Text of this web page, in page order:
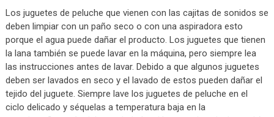
Los juguetes de peluche que vienen con las cajitas de sonidos se
deben limpiar con un paño seco o con una aspiradora esto
porque el agua puede dañar el producto. Los juguetes que tienen
la lana también se puede lavar en la máquina, pero siempre lea
las instrucciones antes de lavar. Debido a que algunos juguetes
deben ser lavados en seco y el lavado de estos pueden dañar el
tejido del juguete. Siempre lave los juguetes de peluche en el
ciclo delicado y séquelas a temperatura baja en la